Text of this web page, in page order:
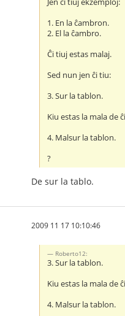
1. En la ĉambron.
2. El la ĉambro.
Ĉi tiuj estas malaj.
Sed nun jen ĉi tiu:
3. Sur la tablon.
Kiu estas la mala de
4. Malsur la tablon.
?
De sur la tablo.
2009 11 17 10:10:46
Roberto12:
3. Sur la tablon.
Kiu estas la mala de
4. Malsur la tablon.